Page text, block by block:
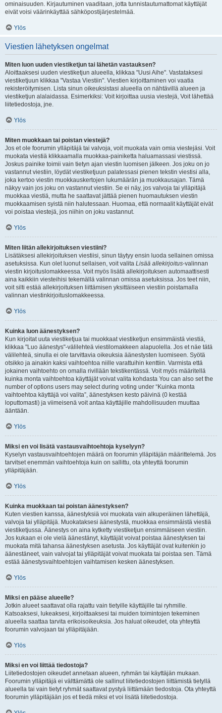
ominaisuuden. Kirjautuminen vaaditaan, jotta tunnistautumattomat käyttäjät
eivät voisi väärinkäyttää sähköpostijärjestelmää.
Ylös
Viestien lähetyksen ongelmat
Miten luon uuden viestiketjun tai lähetän vastauksen?
Aloittaaksesi uuden viestiketjun alueella, klikkaa "Uusi Aihe". Vastataksesi
viestiketjuun klikkaa "Vastaa Viestiin". Viestien kirjoittaminen voi vaatia
rekisteröitymisen. Lista sinun oikeuksistasi alueella on nähtävillä alueen ja
viestiketjun alalaidassa. Esimerkiksi: Voit kirjoittaa uusia viestejä, Voit lähettää
liitetiedostoja, jne.
Ylös
Miten muokkaan tai poistan viestejä?
Jos et ole foorumin ylläpitäjä tai valvoja, voit muokata vain omia viestejäsi. Voit
muokata viestiä klikkaamalla muokkaa-painiketta haluamassasi viestissä.
Joskus painike toimii vain tietyn ajan viestin luomisen jälkeen. Jos joku on jo
vastannut viestiin, löydät viestiketjuun palatessasi pienen tekstin viestisi alla,
joka kertoo viestin muokkauskertojen lukumäärän ja muokkausajan. Tämä
näkyy vain jos joku on vastannut viestiin. Se ei näy, jos valvoja tai ylläpitäjä
muokkaa viestiä, mutta he saattavat jättää pienen huomautuksen viestin
muokkaamisen syistä niin halutessaan. Huomaa, että normaalit käyttäjät eivät
voi poistaa viestejä, jos niihin on joku vastannut.
Ylös
Miten liitän allekirjoituksen viestiini?
Lisätäksesi allekirjoituksen viestiisi, sinun täytyy ensin luoda sellainen omissa
asetuksissa. Kun olet luonut sellaisen, voit valita Lisää allekirjoitus-valinnan
viestin kirjoituslomakkeessa. Voit myös lisätä allekirjoituksen automaattisesti
aina kaikkiin viesteihisi tekemällä valinnan omissa asetuksissa. Jos teet niin,
voit silti estää allekirjoituksen liittämisen yksittäiseen viestiin poistamalla
valinnan viestinkirjoituslomakkeessa.
Ylös
Kuinka luon äänestyksen?
Kun kirjoitat uuta viestiketjua tai muokkaat viestiketjun ensimmäistä viestiä,
klikkaa "Luo äänestys"-välilehteä viestilomakkeen alapuolella. Jos et näe tätä
välilehteä, sinulla ei ole tarvittavia oikeuksia äänestysten luomiseen. Syötä
otsikko ja ainakin kaksi vaihtoehtoa niille varattuihin kenttiin. Varmista että
jokainen vaihtoehto on omalla rivillään tekstikentässä. Voit myös määritellä
kuinka monta vaihtoehtoa käyttäjät voivat valita kohdasta You can also set the
number of options users may select during voting under “Kuinka monta
vaihtoehtoa käyttäjä voi valita”, äänestyksen kesto päivinä (0 kestää
loputtomasti) ja viimeisenä voit antaa käyttäjille mahdollisuuden muuttaa
ääntään.
Ylös
Miksi en voi lisätä vastausvaihtoehtoja kyselyyn?
Kyselyn vastausvaihtoehtojen määrä on foorumin ylläpitäjän määrittelemä. Jos
tarvitset enemmän vaihtoehtoja kuin on sallittu, ota yhteyttä foorumin
ylläpitäjään.
Ylös
Kuinka muokkaan tai poistan äänestyksen?
Kuten viestien kanssa, äänestyksiä voi muokata vain alkuperäinen lähettäjä,
valvoja tai ylläpitäjä. Muokataksesi äänestystä, muokkaa ensimmäistä viestiä
viestiketjussa. Äänestys on aina kytketty viestiketjun ensimmäiseen viestiin.
Jos kukaan ei ole vielä äänestänyt, käyttäjät voivat poistaa äänestyksen tai
muokata mitä tahansa äänestyksen asetusta. Jos käyttäjät ovat kuitenkin jo
äänestäneet, vain valvojat tai ylläpitäjät voivat muokata tai poistaa sen. Tämä
estää äänestysvaihtoehtojen vaihtamisen kesken äänestyksen.
Ylös
Miksi en pääse alueelle?
Jotkin alueet saattavat olla rajattu vain tietyille käyttäjille tai ryhmille.
Katsoaksesi, lukeaksesi, kirjoittaaksesi tai muiden toimintojen tekeminen
alueella saattaa tarvita erikoisoikeuksia. Jos haluat oikeudet, ota yhteyttä
foorumin valvojaan tai ylläpitäjään.
Ylös
Miksi en voi liittää tiedostoja?
Liitetiedostojen oikeudet annetaan alueen, ryhmän tai käyttäjän mukaan.
Foorumin ylläpitäjä ei välttämättä ole sallinut liitetiedostojen liittämistä tietyllä
alueella tai vain tietyt ryhmät saattavat pystyä liittämään tiedostoja. Ota yhteyttä
foorumin ylläpitäjään jos et tiedä miksi et voi lisätä liitetiedostoja.